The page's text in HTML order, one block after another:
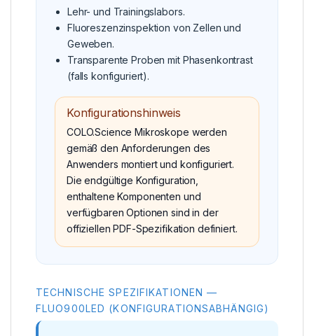
Lehr- und Trainingslabors.
Fluoreszenzinspektion von Zellen und
Geweben.
Transparente Proben mit Phasenkontrast
(falls konfiguriert).
Konfigurationshinweis
COLO.Science Mikroskope werden
gemäß den Anforderungen des
Anwenders montiert und konfiguriert.
Die endgültige Konfiguration,
enthaltene Komponenten und
verfügbaren Optionen sind in der
offiziellen PDF-Spezifikation definiert.
TECHNISCHE SPEZIFIKATIONEN —
FLUO900LED (KONFIGURATIONSABHÄNGIG)